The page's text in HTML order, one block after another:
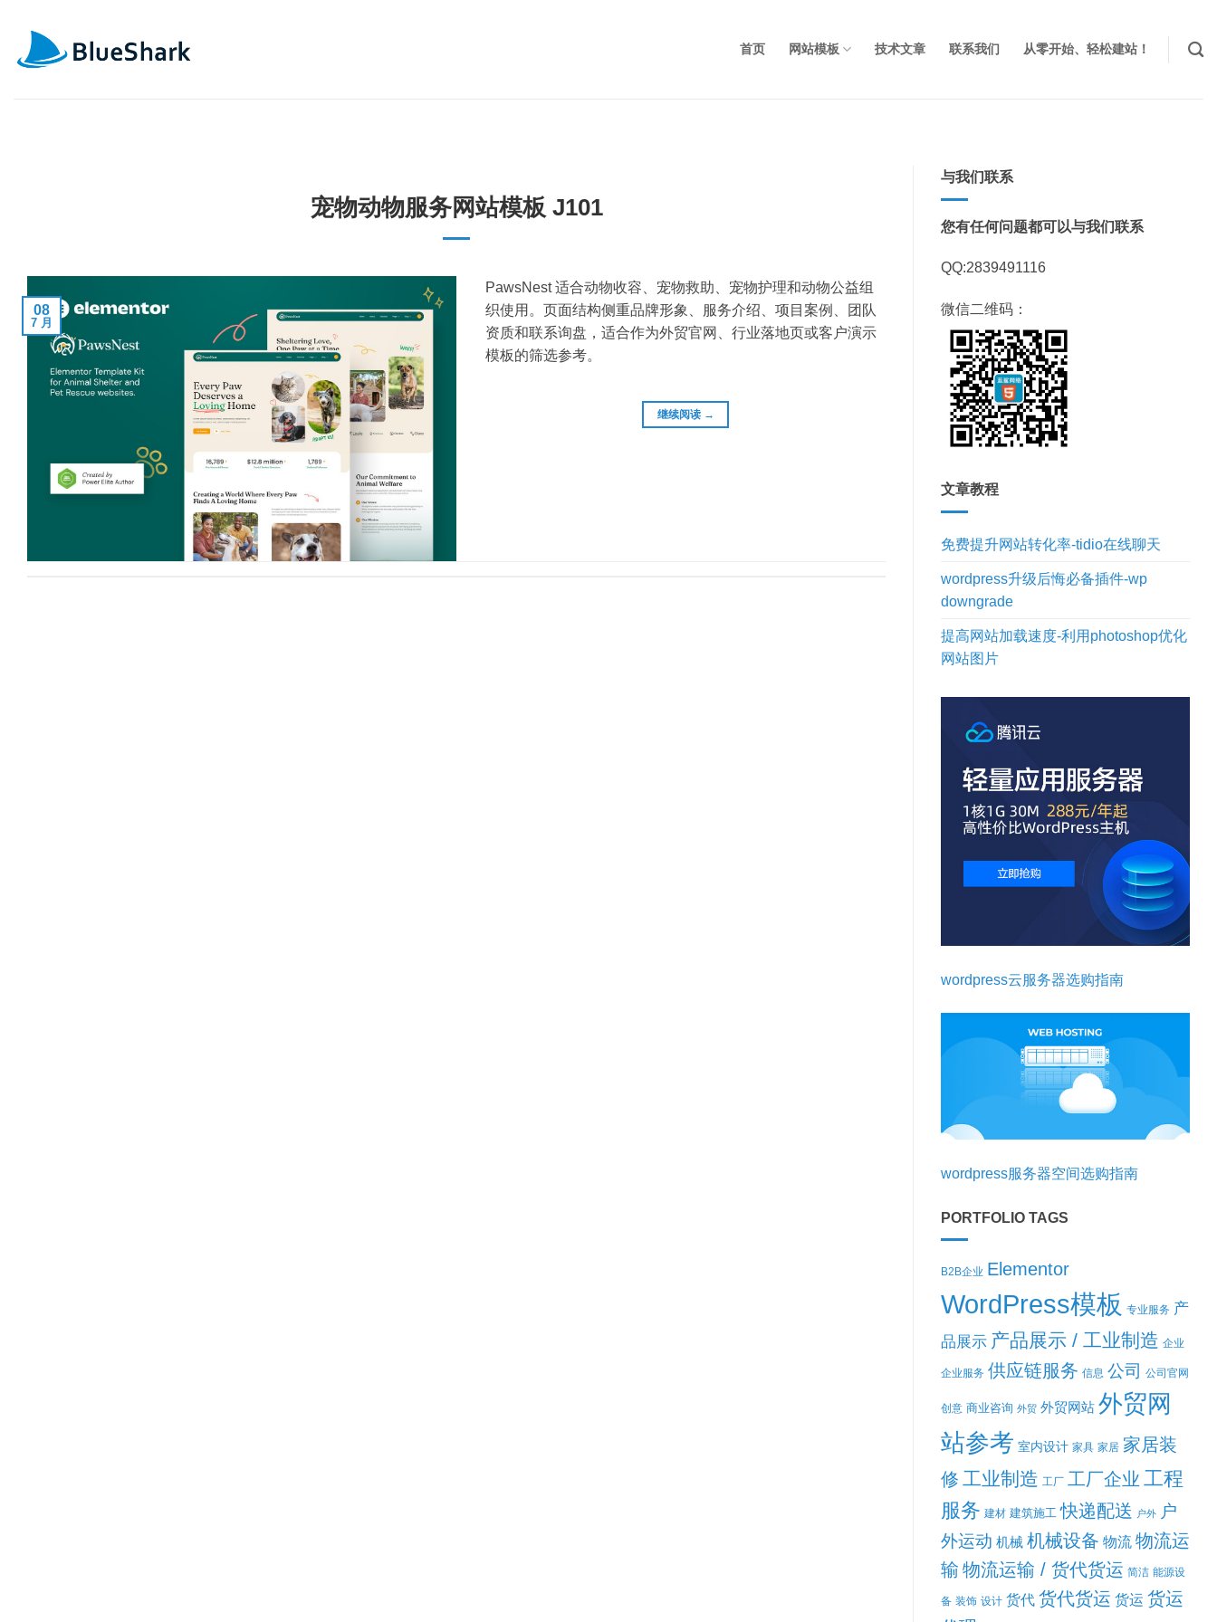
首页 网站模板 技术文章 联系我们 从零开始、轻松建站！
宠物动物服务网站模板 J101
08
7 月
PawsNest 适合动物收容、宠物救助、宠物护理和动物公益组
织使用。页面结构侧重品牌形象、服务介绍、项目案例、团队
资质和联系询盘，适合作为外贸官网、行业落地页或客户演示
模板的筛选参考。
继续阅读 →
与我们联系
您有任何问题都可以与我们联系
QQ:2839491116
微信二维码：
文章教程
免费提升网站转化率-tidio在线聊天
wordpress升级后悔必备插件-wp
downgrade
提高网站加载速度-利用photoshop优化
网站图片
wordpress云服务器选购指南
wordpress服务器空间选购指南
PORTFOLIO TAGS
B2B企业 Elementor
WordPress模板 专业服务 产
品展示 产品展示 / 工业制造 企业
企业服务 供应链服务 信息 公司 公司官网
创意 商业咨询 外贸 外贸网站 外贸网
站参考 室内设计 家具 家居 家居装
修 工业制造 工厂 工厂企业 工程
服务 建材 建筑施工 快递配送 户外
户
外运动 机械 机械设备 物流 物流运
输 物流运输 / 货代货运 简洁 能源设
备 装饰 设计 货代 货代货运 货运 货运